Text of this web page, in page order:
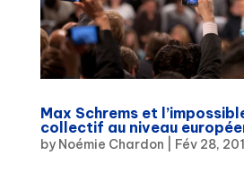
Max Schrems et
collectif au niveau
by Noémie Chardon Fév 28,